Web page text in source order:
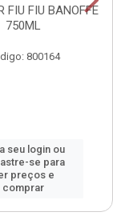
FIU FIU BANOFFE
750ML
800164
seu login ou
se para
preços e
comprar